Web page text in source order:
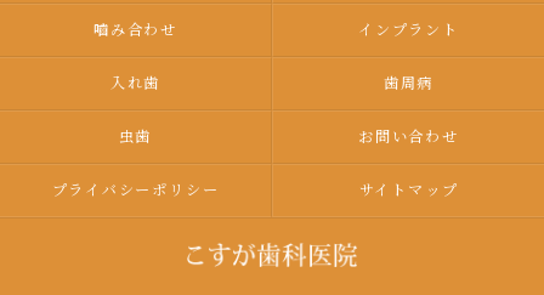
嚙み合わせ インプラント
入れ歯 歯周病
虫歯 お問い合わせ
プライバシーポリシー サイトマップ